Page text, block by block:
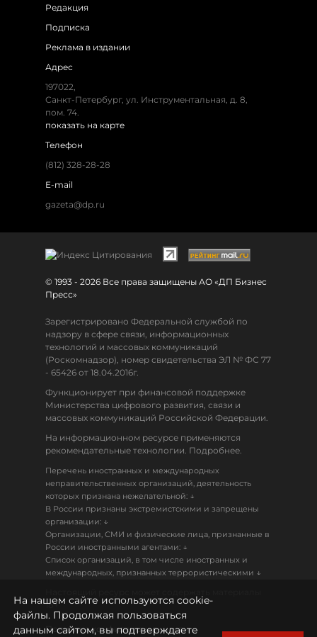
Редакция
Подписка
Реклама в издании
Адрес
197022,
Санкт-Петербург, ул. Инструментальная, д. 8,
пом. 74.
показать на карте
Телефон
(812) 328-28-28
E-mail
gazeta@dp.ru
© 1993 - 2026 Все права защищены АО «ДП Бизнес
Пресс»
Зарегистрировано Федеральной службой по
надзору в сфере связи, информационных
технологий и массовых коммуникаций
(Роскомнадзор), номер свидетельства ЭЛ № ФС 77
- 65426 от 18.04.2016г.
Функционирует при финансовой поддержке
Министерства цифрового развития, связи и
массовых коммуникаций Российской Федерации.
На информационном ресурсе применяются
рекомендательные технологии. Подробнее.
Перечень иностранных и международных
неправительственных организаций, деятельность
которых признана нежелательной: ↓
В России признаны экстремистскими и запрещены
организации: ↓
Организации, СМИ и физические лица, признанные в
России иностранными агентами: ↓
Список организаций, в том числе иностранных и
международных, признанных террористическими ↓
18+
Политика конфиденциальности
На нашем сайте используются cookie-
файлы. Продолжая пользоваться
данным сайтом, вы подтверждаете